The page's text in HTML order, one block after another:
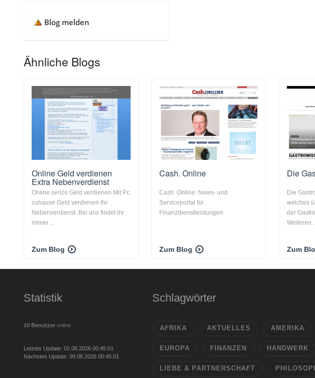
Blog melden
Ähnliche Blogs
Online Geld verdienen
Extra Nebenverdienst
Online seriös Geld verdienen Mit Pc
zuhause Geld verdienen Ihr
Nebenverdienst. Bei uns findet ihr
immer ...
Zum Blog
Cash. Online
Cash. Online: News- und
Serviceportal für
Finanzdienstleistungen
Zum Blog
Die
Die
welches
der
Weiteren
Zum
Statistik
10 Benutzer online
Letztes Update: 02.08.2026 00:45:01
Nächstes Update: 09.08.2026 00:45:01
Schlagwörter
AFRIKA AKTUELLES AMERIKA
EUROPA FINANZEN HANDWERK
LIEBE & PARTNERSCHAFT